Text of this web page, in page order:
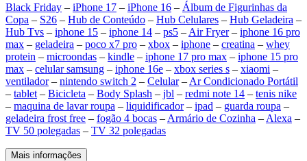
Black Friday – iPhone 17 – iPhone 16 – Álbum de Figurinhas da
Copa – S26 – Hub de Conteúdo – Hub Celulares – Hub Geladeira –
Hub Tvs – iphone 15 – iphone 14 – ps5 – Air Fryer– iphone 16 pro
max – geladeira – poco x7 pro – xbox – iphone – creatina – whey
protein – microondas – kindle – iphone 17 pro max – iphone 15 pro
max – celular samsung – iphone 16e – xbox series s – xiaomi –
ventilador– nintendo switch 2 – Celular– Ar Condicionado Portátil
– tablet – Bicicleta – Body Splash – jbl – redmi note 14 – tenis nike
– maquina de lavar roupa – liquidificador– ipad – guarda roupa –
geladeira frost free – fogão 4 bocas – Armário de Cozinha – Alexa –
TV 50 polegadas – TV 32 polegadas
Mais informações